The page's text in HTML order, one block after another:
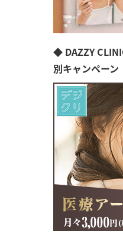
◆ DAZZY
別キャンペーン